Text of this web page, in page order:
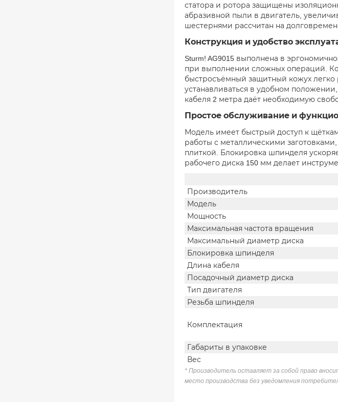
статора и ротора защищены
абразивной пыли в двигатель,
шестернями рассчитан на
Конструкция и удобство
Sturm! AG9015 выполнена в
при выполнении сложных операций.
быстросъёмный защитный кожух легко
устанавливаться в удобном
кабеля 2 метра даёт необходимую
Простое обслуживание и
Модель имеет быстрый доступ к
работы с металлическими
плиткой. Блокировка шпинделя
рабочего диска 150 мм делает
Производитель
Модель
Мощность
Максимальная частота вращения
Максимальный диаметр диска
Блокировка шпинделя
Длина кабеля
Посадочный диаметр диска
Тип двигателя
Резьба шпинделя
Комплектация
Габариты в упаковке
Вес
* Производитель оставляет за собой право
место производства без уведомления